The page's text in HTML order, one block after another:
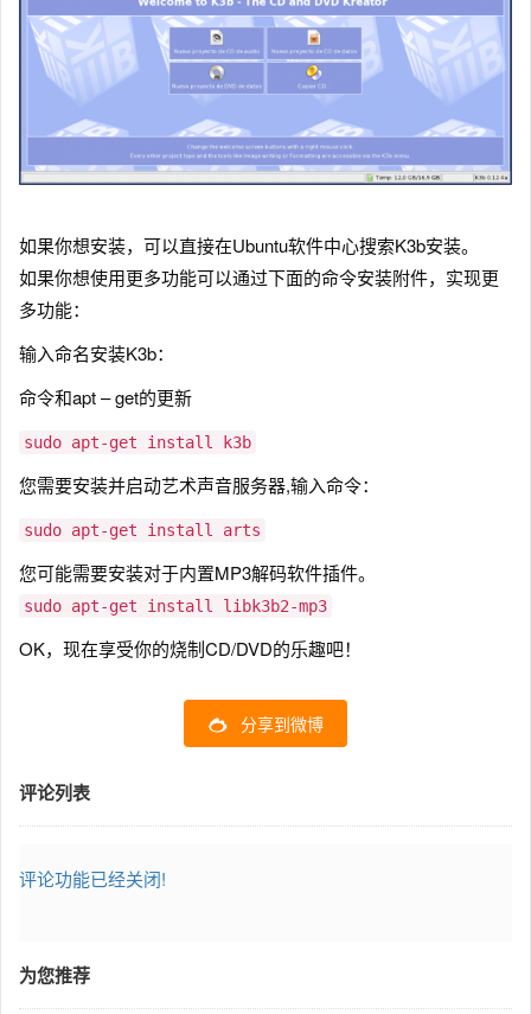
如果你想安装，可以直接在Ubuntu软件中心搜索K3b安装。
如果你想使用更多功能可以通过下面的命令安装附件，实现更
多功能：
输入命名安装K3b：
命令和apt – get的更新
sudo apt-get install k3b
您需要安装并启动艺术声音服务器,输入命令：
sudo apt-get install arts
您可能需要安装对于内置MP3解码软件插件。
sudo apt-get install libk3b2-mp3
OK，现在享受你的烧制CD/DVD的乐趣吧！
分享到微博
评论列表
评论功能已经关闭!
为您推荐